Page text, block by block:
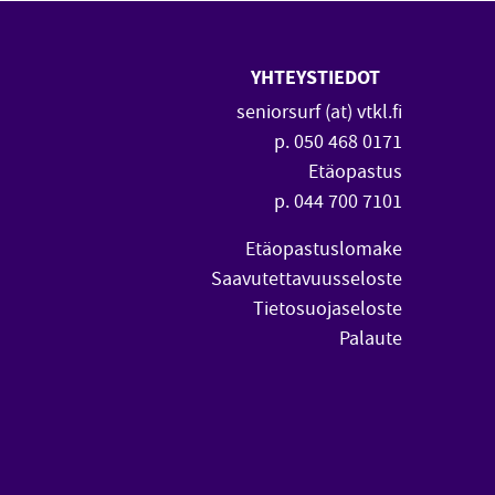
YHTEYSTIEDOT
seniorsurf (at) vtkl.fi
p. 050 468 0171
Etäopastus
p. 044 700 7101
Etäopastuslomake
Saavutettavuusseloste
Tietosuojaseloste
Palaute